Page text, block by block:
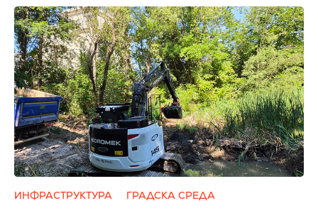
ИНФРАСТРУКТУРА ГРАДСКА СРЕДА